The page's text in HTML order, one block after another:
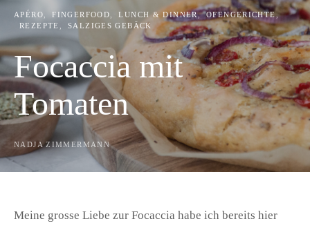
APÉRO FINGERFOOD LUNCH & DINNER
OFENGERICHTE
REZEPTE
SALZIGES GEBÄCK
Focaccia mit
Tomaten
NADJA ZIMMERMANN
Meine grosse Liebe zur Focaccia habe ich bereits hier